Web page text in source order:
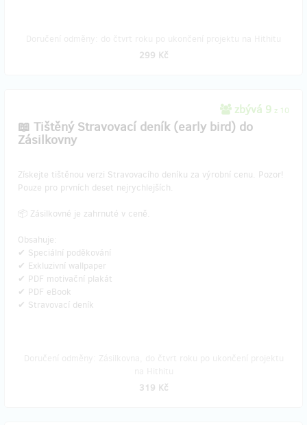
299 Kč
zbývá 9 z 10
📖 Tištěný Stravovací deník (early bird) do
Zásilkovny
​Získejte tištěnou verzi Stravovacího deníku za výrobní cenu. Pozor!
Pouze pro prvních deset nejrychlejších.
📦 Zásilkovné je zahrnuté v ceně.
Obsahuje:
✔ Speciální poděkování
✔ Exkluzivní wallpaper
✔ PDF motivační plakát
✔ PDF eBook
✔ Stravovací deník
319 Kč